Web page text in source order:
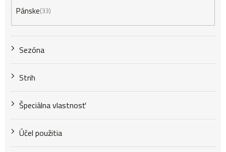
o
v
Pánske 33
Sezóna
Strih
Špeciálna vlastnosť
Účel použitia